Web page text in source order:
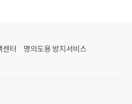
센터
명의도용 방지서비스